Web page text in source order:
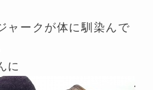
ャークが体に馴染んで
に